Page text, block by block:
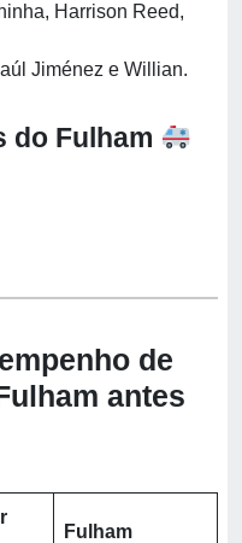
Harrison Reed,
Jiménez e Willian.
do Fulham
de
antes
Fulham